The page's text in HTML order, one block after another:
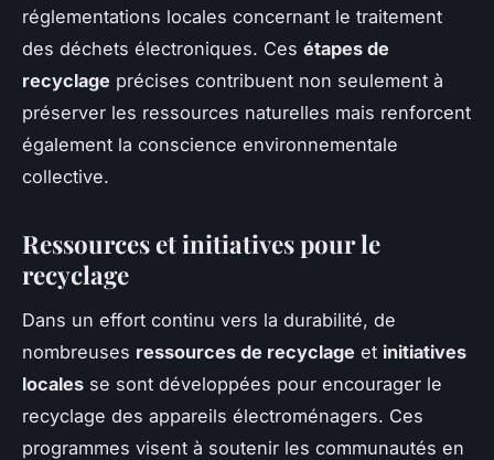
réglementations locales concernant le traitement
des déchets électroniques. Ces étapes de
recyclage précises contribuent non seulement à
préserver les ressources naturelles mais renforcent
également la conscience environnementale
collective.
Ressources et initiatives pour le
recyclage
Dans un effort continu vers la durabilité, de
nombreuses ressources de recyclage et initiatives
locales se sont développées pour encourager le
recyclage des appareils électroménagers. Ces
programmes visent à soutenir les communautés en